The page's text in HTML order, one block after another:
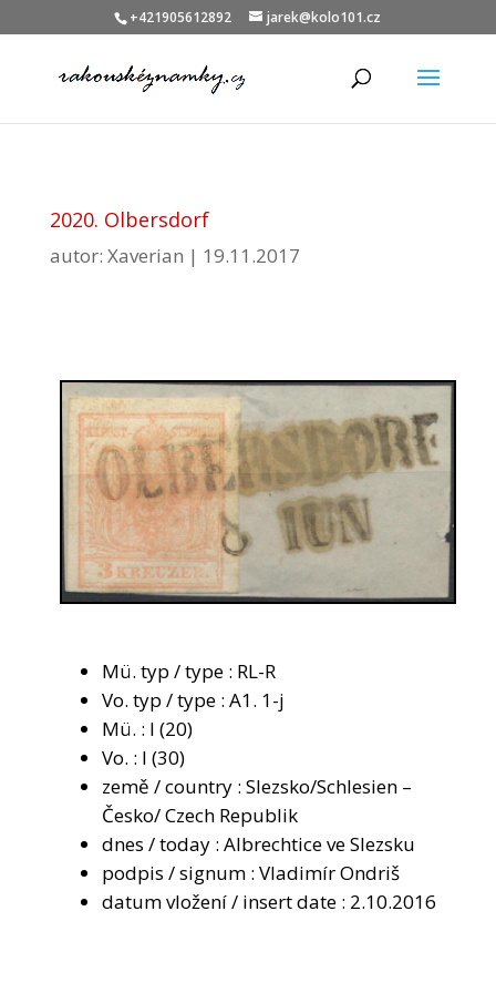
+421905612892 jarek@kolo101.cz
2020. Olbersdorf
autor: Xaverian | 19.11.2017
Mü. typ / type : RL-R
Vo. typ / type : A1. 1-j
Mü. : I (20)
Vo. : I (30)
země / country : Slezsko/Schlesien –
Česko/ Czech Republik
dnes / today : Albrechtice ve Slezsku
podpis / signum : Vladimír Ondriš
datum vložení / insert date : 2.10.2016